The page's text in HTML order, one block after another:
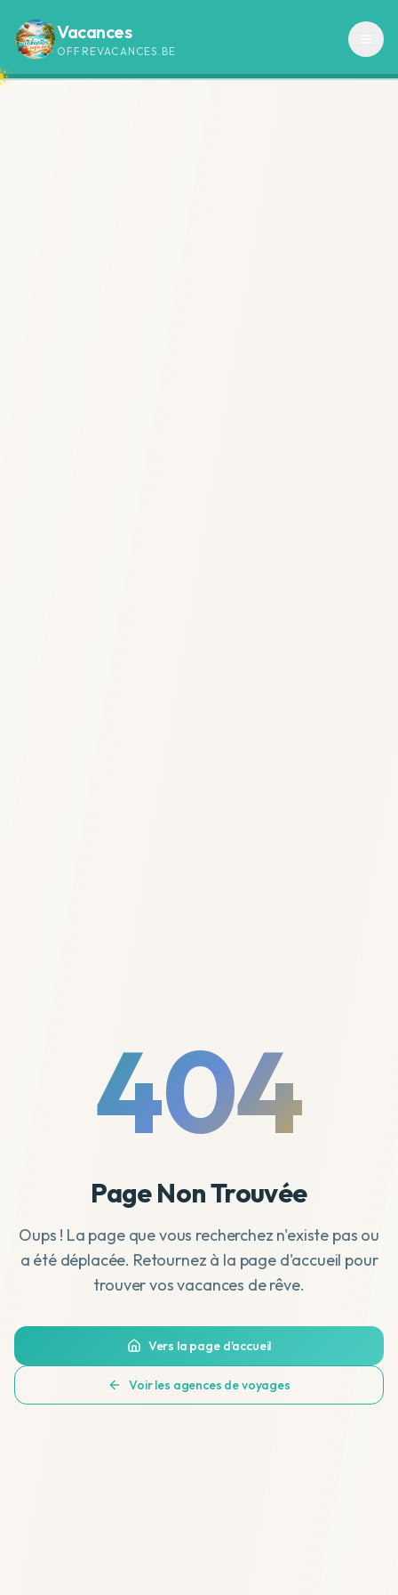
Vacances
OFFREVACANCES.BE
404
Page Non Trouvée
Oups ! La page que vous recherchez n'existe pas ou
a été déplacée. Retournez à la page d'accueil pour
trouver vos vacances de rêve.
Vers la page d'accueil
Voir les agences de voyages